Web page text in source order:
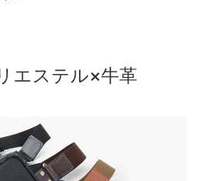
エステル×牛革